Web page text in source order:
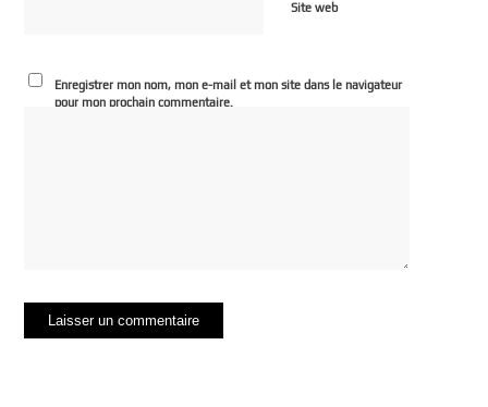
Site web
Enregistrer mon nom, mon e-mail et mon site dans le navigateur
pour mon prochain commentaire.